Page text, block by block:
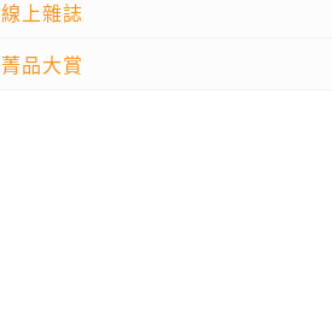
線上雜誌
菁品大賞